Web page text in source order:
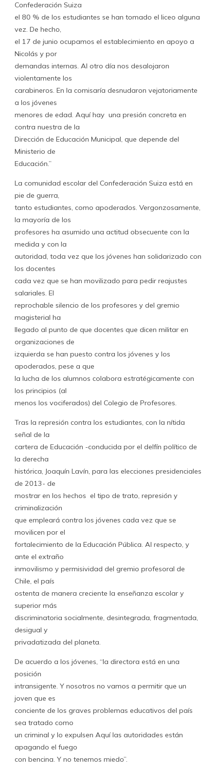
Confederación Suiza
el 80 % de los estudiantes se han tomado el liceo alguna
vez. De hecho,
el 17 de junio ocupamos el establecimiento en apoyo a
Nicolás y por
demandas internas. Al otro día nos desalojaron
violentamente los
carabineros. En la comisaría desnudaron vejatoriamente
a los jóvenes
menores de edad. Aquí hay una presión concreta en
contra nuestra de la
Dirección de Educación Municipal, que depende del
Ministerio de
Educación.”
La comunidad escolar del Confederación Suiza está en
pie de guerra,
tanto estudiantes, como apoderados. Vergonzosamente,
la mayoría de los
profesores ha asumido una actitud obsecuente con la
medida y con la
autoridad, toda vez que los jóvenes han solidarizado con
los docentes
cada vez que se han movilizado para pedir reajustes
salariales. El
reprochable silencio de los profesores y del gremio
magisterial ha
llegado al punto de que docentes que dicen militar en
organizaciones de
izquierda se han puesto contra los jóvenes y los
apoderados, pese a que
la lucha de los alumnos colabora estratégicamente con
los principios (al
menos los vociferados) del Colegio de Profesores.
Tras la represión contra los estudiantes, con la nítida
señal de la
cartera de Educación -conducida por el delfín político de
la derecha
histórica, Joaquín Lavín, para las elecciones presidenciales
de 2013- de
mostrar en los hechos el tipo de trato, represión y
criminalización
que empleará contra los jóvenes cada vez que se
movilicen por el
fortalecimiento de la Educación Pública. Al respecto, y
ante el extraño
inmovilismo y permisividad del gremio profesoral de
Chile, el país
ostenta de manera creciente la enseñanza escolar y
superior más
discriminatoria socialmente, desintegrada, fragmentada,
desigual y
privadatizada del planeta.
De acuerdo a los jóvenes, “la directora está en una
posición
intransigente. Y nosotros no vamos a permitir que un
joven que es
conciente de los graves problemas educativos del país
sea tratado como
un criminal y lo expulsen Aquí las autoridades están
apagando el fuego
con bencina. Y no tenemos miedo”.